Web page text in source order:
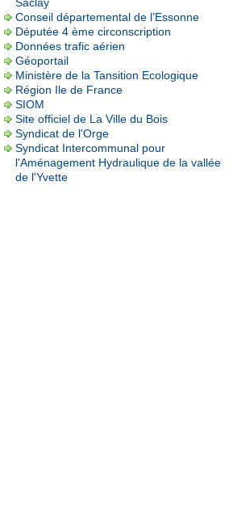
Conseil départemental de l’Essonne
Députée 4 ème circonscription
Données trafic aérien
Géoportail
Ministère de la Tansition Ecologique
Région Ile de France
SIOM
Site officiel de La Ville du Bois
Syndicat de l'Orge
Syndicat Intercommunal pour
l'Aménagement Hydraulique de la vallée
de l'Yvette